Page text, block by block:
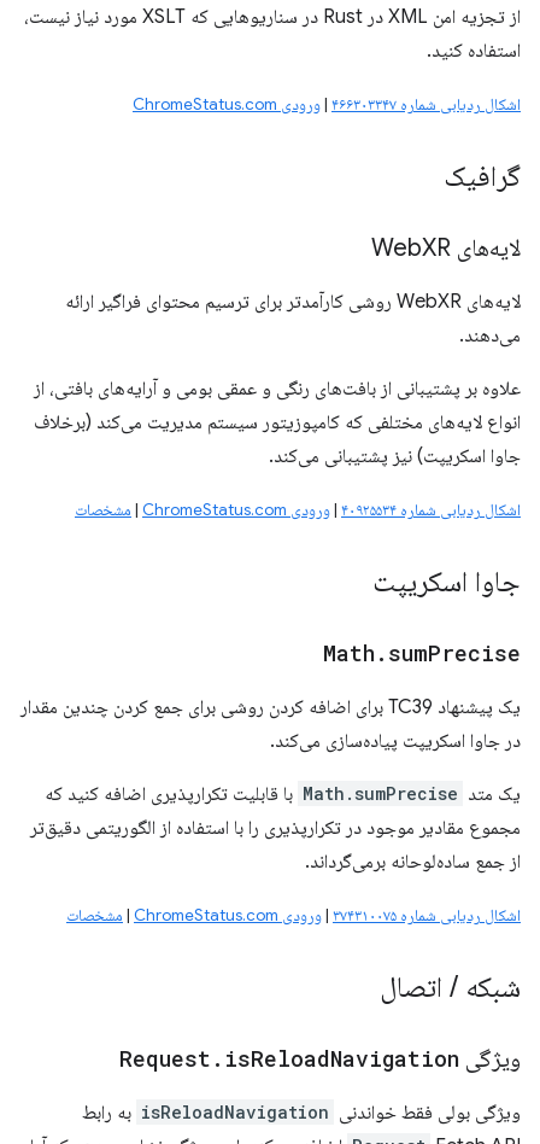
از تجزیه امن XML در Rust در سناریوهایی که XSLT مورد نیاز نیست،
استفاده کنید.
اشکال ردیابی شماره ۴۶۶۳۰۳۳۴۷ |ورودی ChromeStatus.com
گرافیک
لایه‌های Web XR
لایه‌های WebXR روشی کارآمدتر برای ترسیم محتوای فراگیر ارائه
می‌دهند.
علاوه بر پشتیبانی از بافت‌های رنگی و عمقی بومی و آرایه‌های بافتی، از
انواع لایه‌های مختلفی که کامپوزیتور سیستم مدیریت می‌کند (برخلاف
جاوا اسکریپت) نیز پشتیبانی می‌کند.
اشکال ردیابی شماره ۴۰۹۲۵۵۳۴ |ورودی ChromeStatus.com | مشخصات
جاوا اسکریپت
Math . sumPrecise
یک پیشنهاد TC39 برای اضافه کردن روشی برای جمع کردن چندین مقدار
در جاوا اسکریپت پیاده‌سازی می‌کند.
یک متد Math.sumPrecise با قابلیت تکرارپذیری اضافه کنید که
مجموع مقادیر موجود در تکرارپذیری را با استفاده از الگوریتمی دقیق‌تر
از جمع ساده‌لوحانه برمی‌گرداند.
اشکال ردیابی شماره ۳۷۴۳۱۰۰۷۵ |ورودی ChromeStatus.com | مشخصات
شبکه / اتصال
ویژگی Request . isReloadNavigation
ویژگی بولی فقط خواندنی isReloadNavigation به رابط